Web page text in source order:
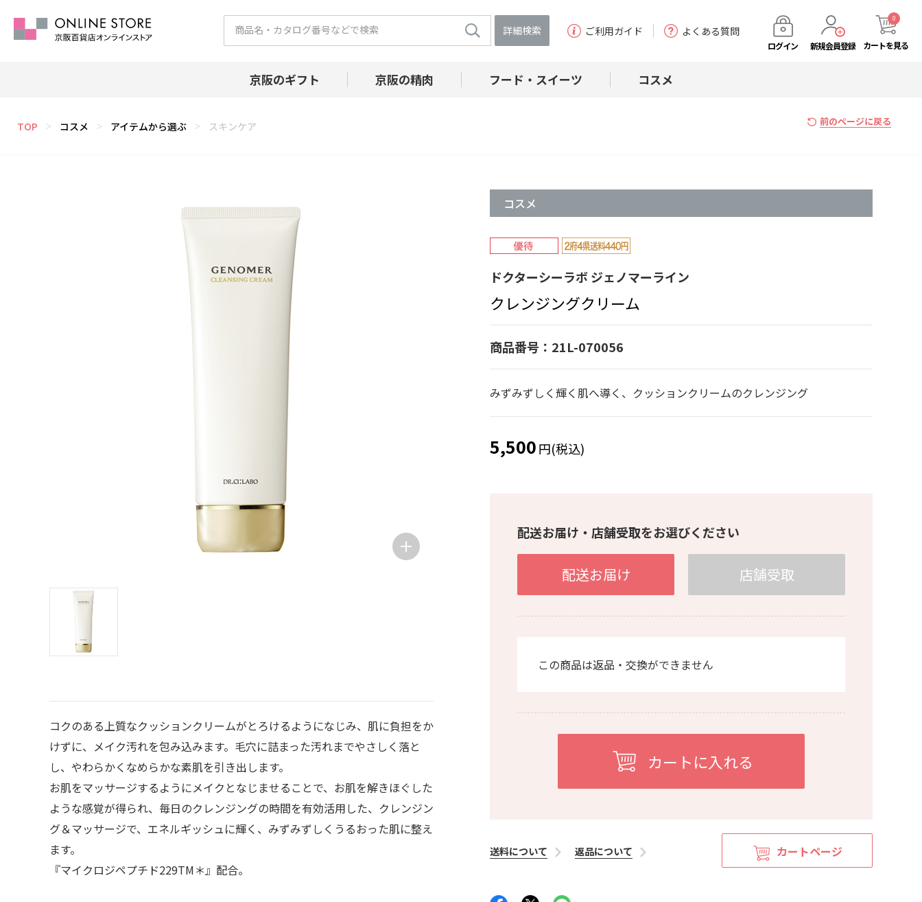
詳細検索 ご利用ガイド よくある質問
ログイン 新規会員登録 カートを見る
0
京阪のギフト 京阪の精肉 フード・スイーツ コスメ
TOP ＞ コスメ ＞ アイテムから選ぶ ＞ スキンケア 前のページに戻る
コクのある上質なクッションクリームがとろけるようになじみ、肌に負担をか
けずに、メイク汚れを包み込みます。毛穴に詰まった汚れまでやさしく落と
し、やわらかくなめらかな素肌を引き出します。
お肌をマッサージするようにメイクとなじませることで、お肌を解きほぐした
ような感覚が得られ、毎日のクレンジングの時間を有効活用した、クレンジン
グ＆マッサージで、エネルギッシュに輝く、みずみずしくうるおった肌に整え
ます。
『マイクロジペプチド229TM＊』配合。
コスメ
ドクターシーラボ ジェノマーライン
クレンジングクリーム
商品番号：21L-070056
みずみずしく輝く肌へ導く、クッションクリームのクレンジング
5,500円(税込)
配送お届け・店舗受取をお選びください
配送お届け 店舗受取
この商品は返品・交換ができません
送料について 返品について カートページ